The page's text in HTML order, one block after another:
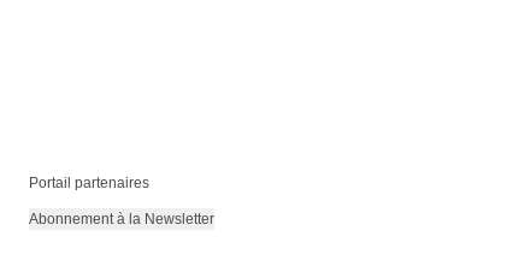
Portail partenaires
Abonnement à la Newsletter